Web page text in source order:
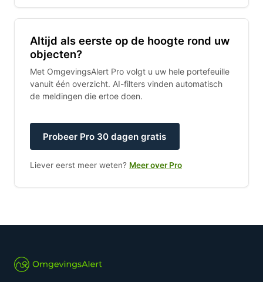
Altijd als eerste op de hoogte rond uw
objecten?
Met OmgevingsAlert Pro volgt u uw hele portefeuille
vanuit één overzicht. AI-filters vinden automatisch
de meldingen die ertoe doen.
Probeer Pro 30 dagen gratis
Liever eerst meer weten? Meer over Pro